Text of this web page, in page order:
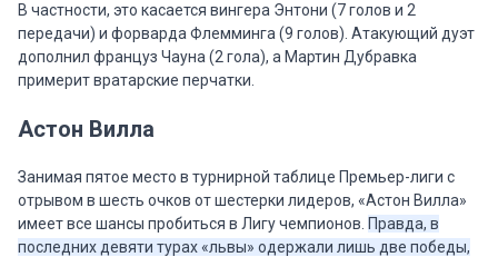
В частности, это касается вингера Энтони (7 голов и 2
передачи) и форварда Флемминга (9 голов). Атакующий дуэт
дополнил француз Чауна (2 гола), а Мартин Дубравка
примерит вратарские перчатки.
Астон Вилла
Занимая пятое место в турнирной таблице Премьер-лиги с
отрывом в шесть очков от шестерки лидеров, «Астон Вилла»
имеет все шансы пробиться в Лигу чемпионов. Правда, в
последних девяти турах «львы» одержали лишь две победы,